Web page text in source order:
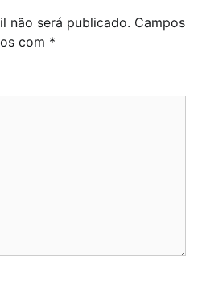
não será publicado. Campos
com *